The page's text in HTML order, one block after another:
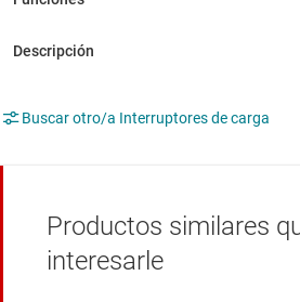
Buscar otro/a Interruptores de carga
Productos similares
interesarle